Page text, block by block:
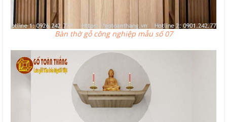
Bàn thờ gỗ công nghiệp mẫu số 07